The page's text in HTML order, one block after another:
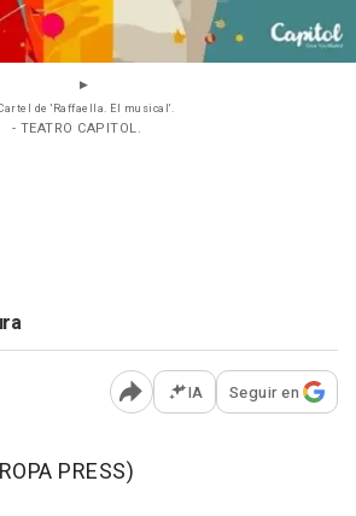
de 'Raffaella. El musical'.
- TEATRO CAPITOL.
Abrir opciones para
IA Seguir en
PRESS)